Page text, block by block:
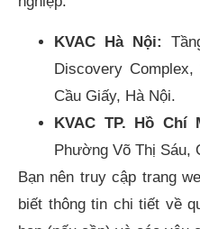
KVAC Hà Nội:
Discovery
Cầu Giấy, Hà Nội.
KVAC TP. Hồ Chí
Phường Võ Thị Sáu,
Bạn nên truy cập trang
biết thông tin chi tiết về